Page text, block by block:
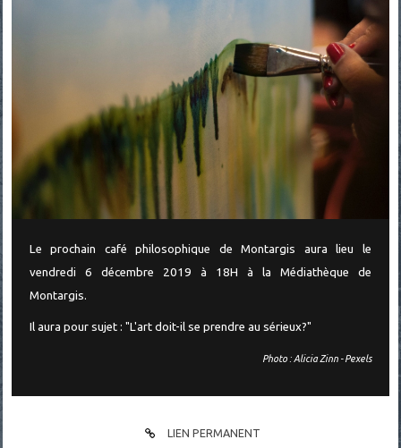
Le prochain café philosophique de Montargis aura lieu le
vendredi 6 décembre 2019 à 18H à la Médiathèque de
Montargis.
Il aura pour sujet : "L'art doit-il se prendre au sérieux?"
Photo : Alicia Zinn - Pexels
LIEN PERMANENT